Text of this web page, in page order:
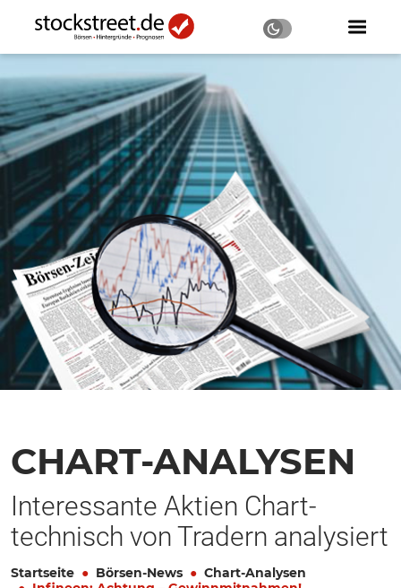
CHART-ANALYSEN
Interessante Aktien Chart-
technisch von Tradern analysiert
Startseite Börsen-News
Chart-Analysen